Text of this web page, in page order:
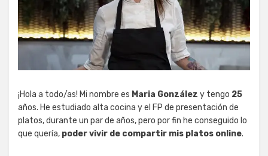
¡Hola a todo/as! Mi nombre es Maria González y tengo 25
años. He estudiado alta cocina y el FP de presentación de
platos, durante un par de años, pero por fin he conseguido lo
que quería, poder vivir de compartir mis platos online.